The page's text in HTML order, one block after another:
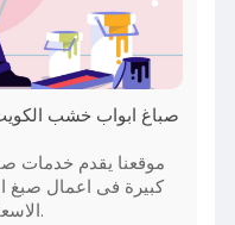
صباغ ابواب خشب
موقعنا يقدم خدمات
كبيرة فى اعمال
الاسعار مع صباغ خشب مصري بالكويت.